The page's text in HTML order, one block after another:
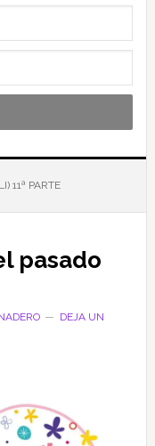
11ª PARTE
pasado
DEJA UN